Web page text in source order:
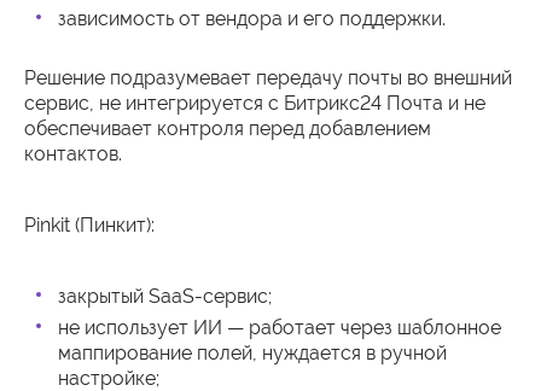
зависимость от вендора и его поддержки.
Решение подразумевает передачу почты во внешний
сервис, не интегрируется с Битрикс24 Почта и не
обеспечивает контроля перед добавлением
контактов.
Pinkit (Пинкит):
закрытый SaaS-сервис;
не использует ИИ — работает через шаблонное
маппирование полей, нуждается в ручной
настройке;